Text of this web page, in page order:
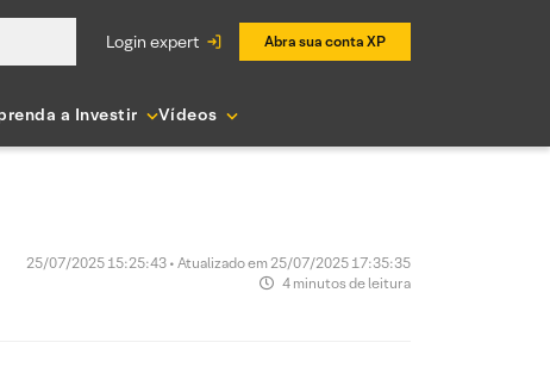
login expert Abra sua conta XP
a Investir Vídeos
25/07/2025 15:25:43 • Atualizado em 25/07/2025 17:35:35
4 minutos de leitura